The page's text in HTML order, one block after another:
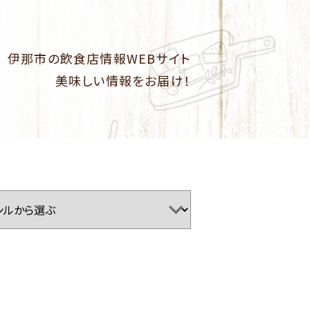
伊那市の飲食店情報WEBサイト
美味しい情報をお届け！